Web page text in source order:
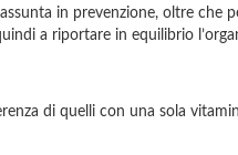
in prevenzione, oltre che
a riportare in equilibrio
di quelli con una sola